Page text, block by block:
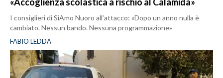
I consiglieri di SiAmo Nuoro all’attacco: «Dopo un anno nulla è
cambiato. Nessun bando. Nessuna programmazione»
FABIO LEDDA